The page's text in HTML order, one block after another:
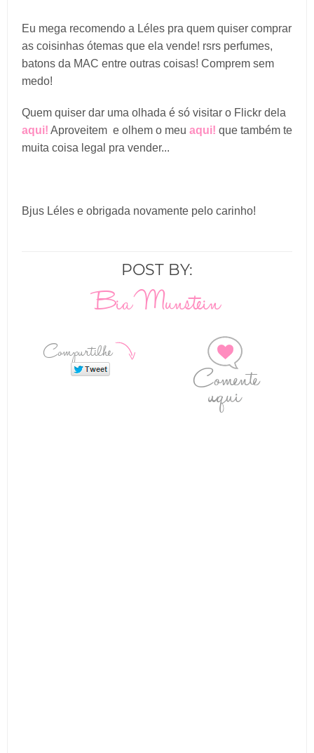
Eu mega recomendo a Léles pra quem quiser comprar
as coisinhas ótemas que ela vende! rsrs perfumes,
batons da MAC entre outras coisas! Comprem sem
medo!
Quem quiser dar uma olhada é só visitar o Flickr dela
aqui! Aproveitem e olhem o meu aqui! que também te
muita coisa legal pra vender...
Bjus Léles e obrigada novamente pelo carinho!
POST BY:
Bia Munstein
Compartilhe
Comente
aqui